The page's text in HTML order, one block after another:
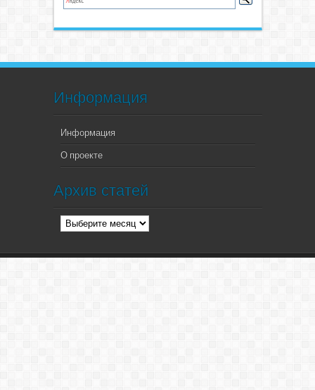
Информация
Информация
О проекте
Архив статей
Архив
статей